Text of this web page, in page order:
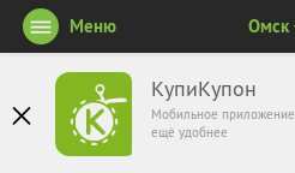
КупиКупон
Мобильное приложение
ещё удобнее
Меню Омск